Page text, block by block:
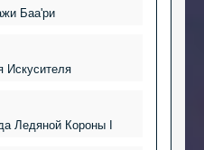
Баа'ри
Искусителя
Ледяной Короны I